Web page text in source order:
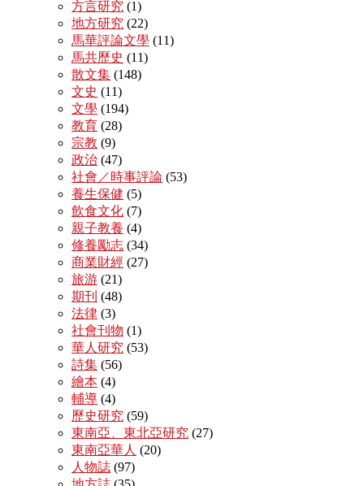
方言研究 (1)
地方研究 (22)
馬華評論文學 (11)
馬共歷史 (11)
散文集 (148)
文史 (11)
文學 (194)
教育 (28)
宗教 (9)
政治 (47)
社會／時事評論 (53)
養生保健 (5)
飲食文化 (7)
親子教養 (4)
修養勵志 (34)
商業財經 (27)
旅游 (21)
期刊 (48)
法律 (3)
社會刊物 (1)
華人研究 (53)
詩集 (56)
繪本 (4)
輔導 (4)
歷史研究 (59)
東南亞、東北亞研究 (27)
東南亞華人 (20)
人物誌 (97)